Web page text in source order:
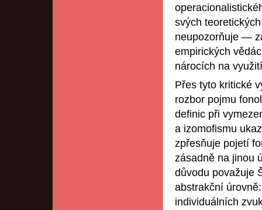
svých
neupozorňuje —
empirických
nárocích na
Přes tyto kritické
rozbor pojmu
definic při
a izomofismu
zpřesňuje pojetí
zásadně na jinou
důvodu považuje
abstrakční
individuálních